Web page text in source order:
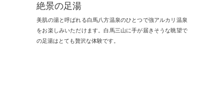
絶景の足湯
美肌の湯と呼ばれる白馬八方温泉のひとつで強アルカリ温泉
をお楽しみいただけます。白馬三山に手が届きそうな眺望で
の足湯はとても贅沢な体験です。